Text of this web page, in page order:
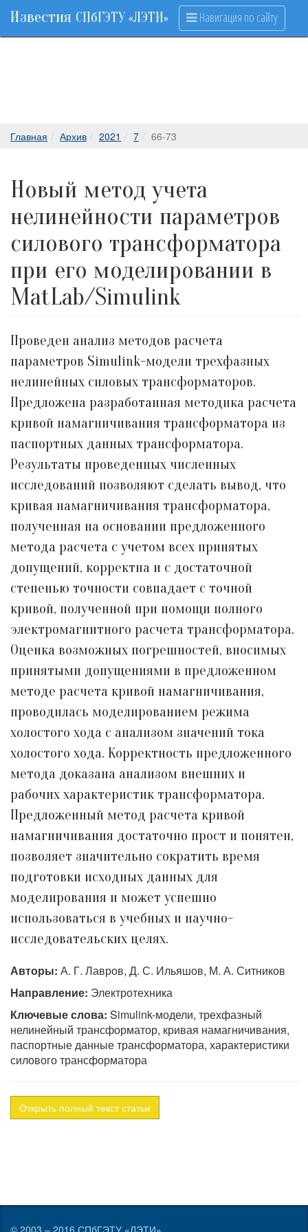
Известия СПбГЭТУ «ЛЭТИ» Навигация по сайту
Главная Архив 2021 7 66-73
Новый метод учета
нелинейности параметров
силового трансформатора
при его моделировании в
MatLab/Simulink
Проведен анализ методов расчета
параметров Simulink-модели трехфазных
нелинейных силовых трансформаторов.
Предложена разработанная методика расчета
кривой намагничивания трансформатора из
паспортных данных трансформатора.
Результаты проведенных численных
исследований позволяют сделать вывод, что
кривая намагничивания трансформатора,
полученная на основании предложенного
метода расчета с учетом всех принятых
допущений, корректна и с достаточной
степенью точности совпадает с точной
кривой, полученной при помощи полного
электромагнитного расчета трансформатора.
Оценка возможных погрешностей, вносимых
принятыми допущениями в предложенном
методе расчета кривой намагничивания,
проводилась моделированием режима
холостого хода с анализом значений тока
холостого хода. Корректность предложенного
метода доказана анализом внешних и
рабочих характеристик трансформатора.
Предложенный метод расчета кривой
намагничивания достаточно прост и понятен,
позволяет значительно сократить время
подготовки исходных данных для
моделирования и может успешно
использоваться в учебных и научно-
исследовательских целях.
Авторы: А. Г. Лавров, Д. С. Ильяшов, М. А. Ситников
Направление: Электротехника
Ключевые слова: Simulink-модели, трехфазный
нелинейный трансформатор, кривая намагничивания,
паспортные данные трансформатора, характеристики
силового трансформатора
Открыть полный текст статьи
© 2003 – 2016 СПбГЭТУ «ЛЭТИ»